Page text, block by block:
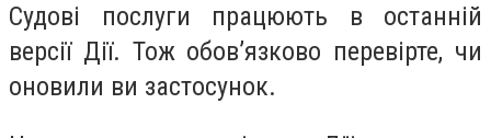
Судові послуги працюють в останній
версії Дії. Тож обовʼязково перевірте, чи
оновили ви застосунок.